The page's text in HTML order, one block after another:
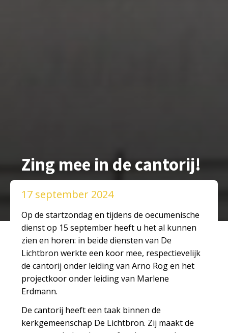
Zing mee in de cantorij!
17 september 2024
Op de startzondag en tijdens de oecumenische
dienst op 15 september heeft u het al kunnen
zien en horen: in beide diensten van De
Lichtbron werkte een koor mee, respectievelijk
de cantorij onder leiding van Arno Rog en het
projectkoor onder leiding van Marlene
Erdmann.
De cantorij heeft een taak binnen de
kerkgemeenschap De Lichtbron. Zij maakt de